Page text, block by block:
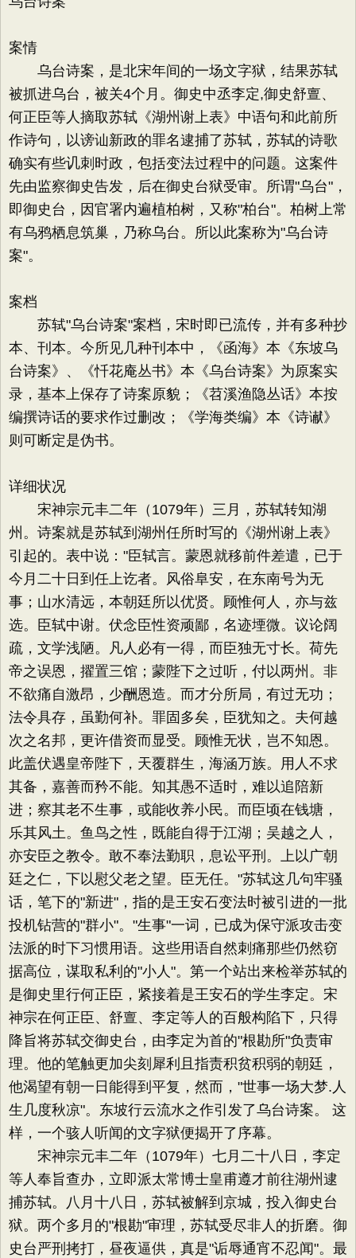
案情
乌台诗案，是北宋年间的一场文字狱，结果苏轼
被抓进乌台，被关4个月。御史中丞李定,御史舒亶、
何正臣等人摘取苏轼《湖州谢上表》中语句和此前所
作诗句，以谤讪新政的罪名逮捕了苏轼，苏轼的诗歌
确实有些讥刺时政，包括变法过程中的问题。这案件
先由监察御史告发，后在御史台狱受审。所谓"乌台"，
即御史台，因官署内遍植柏树，又称"柏台"。柏树上常
有乌鸦栖息筑巢，乃称乌台。所以此案称为"乌台诗
案"。
案档
苏轼"乌台诗案"案档，宋时即已流传，并有多种抄
本、刊本。今所见几种刊本中，《函海》本《东坡乌
台诗案》、《忏花庵丛书》本《乌台诗案》为原案实
录，基本上保存了诗案原貌；《苕溪渔隐丛话》本按
编撰诗话的要求作过删改；《学海类编》本《诗谳》
则可断定是伪书。
详细状况
宋神宗元丰二年（1079年）三月，苏轼转知湖
州。诗案就是苏轼到湖州任所时写的《湖州谢上表》
引起的。表中说："臣轼言。蒙恩就移前件差遣，已于
今月二十日到任上讫者。风俗阜安，在东南号为无
事；山水清远，本朝廷所以优贤。顾惟何人，亦与兹
选。臣轼中谢。伏念臣性资顽鄙，名迹堙微。议论阔
疏，文学浅陋。凡人必有一得，而臣独无寸长。荷先
帝之误恩，擢置三馆；蒙陛下之过听，付以两州。非
不欲痛自激昂，少酬恩造。而才分所局，有过无功；
法令具存，虽勤何补。罪固多矣，臣犹知之。夫何越
次之名邦，更许借资而显受。顾惟无状，岂不知恩。
此盖伏遇皇帝陛下，天覆群生，海涵万族。用人不求
其备，嘉善而矜不能。知其愚不适时，难以追陪新
进；察其老不生事，或能收养小民。而臣顷在钱塘，
乐其风土。鱼鸟之性，既能自得于江湖；吴越之人，
亦安臣之教令。敢不奉法勤职，息讼平刑。上以广朝
廷之仁，下以慰父老之望。臣无任。"苏轼这几句牢骚
话，笔下的"新进"，指的是王安石变法时被引进的一批
投机钻营的"群小"。"生事"一词，已成为保守派攻击变
法派的时下习惯用语。这些用语自然刺痛那些仍然窃
据高位，谋取私利的"小人"。第一个站出来检举苏轼的
是御史里行何正臣，紧接着是王安石的学生李定。宋
神宗在何正臣、舒亶、李定等人的百般构陷下，只得
降旨将苏轼交御史台，由李定为首的"根勘所"负责审
理。他的笔触更加尖刻犀利且指责积贫积弱的朝廷，
他渴望有朝一日能得到平复，然而，"世事一场大梦.人
生几度秋凉"。东坡行云流水之作引发了乌台诗案。 这
样，一个骇人听闻的文字狱便揭开了序幕。
宋神宗元丰二年（1079年）七月二十八日，李定
等人奉旨查办，立即派太常博士皇甫遵才前往湖州逮
捕苏轼。八月十八日，苏轼被解到京城，投入御史台
狱。两个多月的"根勘"审理，苏轼受尽非人的折磨。御
史台严刑拷打，昼夜逼供，真是"诟辱通宵不忍闻"。最